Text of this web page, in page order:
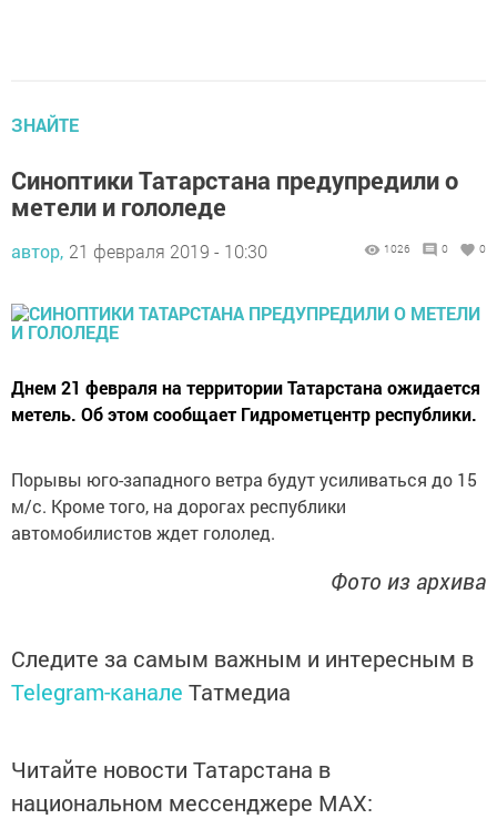
ЗНАЙТЕ
Синоптики Татарстана предупредили о
метели и гололеде
автор, 21 февраля 2019 - 10:30 1026 0 0
Днем 21 февраля на территории Татарстана ожидается
метель. Об этом сообщает Гидрометцентр республики.
Порывы юго-западного ветра будут усиливаться до 15
м/с. Кроме того, на дорогах республики
автомобилистов ждет гололед.
Фото из архива
Следите за самым важным и интересным в
Telegram-канале Татмедиа
Читайте новости Татарстана в
национальном мессенджере MАХ: